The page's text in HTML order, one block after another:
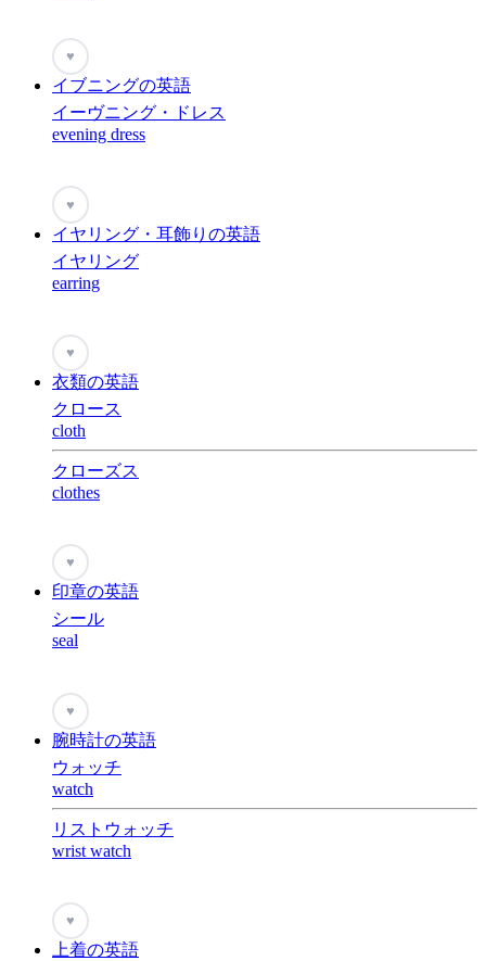
♥
イブニングの英語
イーヴニング・ドレス
evening dress
♥
イヤリング・耳飾りの英語
イヤリング
earring
♥
衣類の英語
クロース
cloth
クローズス
clothes
♥
印章の英語
シール
seal
♥
腕時計の英語
ウォッチ
watch
リストウォッチ
wrist watch
♥
上着の英語